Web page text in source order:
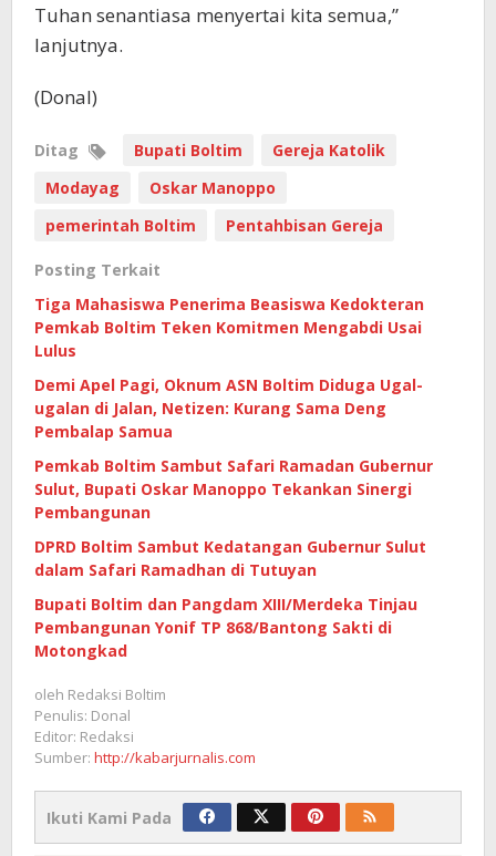
Tuhan senantiasa menyertai kita semua,”
lanjutnya.
(Donal)
Ditag Bupati Boltim
Gereja Katolik
Modayag
Oskar Manoppo
pemerintah Boltim
Pentahbisan Gereja
Posting Terkait
Tiga Mahasiswa Penerima Beasiswa Kedokteran
Pemkab Boltim Teken Komitmen Mengabdi Usai
Lulus
Demi Apel Pagi, Oknum ASN Boltim Diduga Ugal-
ugalan di Jalan, Netizen: Kurang Sama Deng
Pembalap Samua
Pemkab Boltim Sambut Safari Ramadan Gubernur
Sulut, Bupati Oskar Manoppo Tekankan Sinergi
Pembangunan
DPRD Boltim Sambut Kedatangan Gubernur Sulut
dalam Safari Ramadhan di Tutuyan
Bupati Boltim dan Pangdam XIII/Merdeka Tinjau
Pembangunan Yonif TP 868/Bantong Sakti di
Motongkad
oleh Redaksi Boltim
Penulis: Donal
Editor: Redaksi
Sumber: http://kabarjurnalis.com
Ikuti Kami Pada